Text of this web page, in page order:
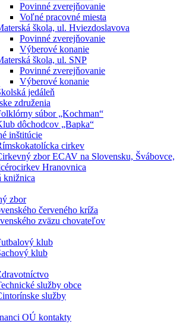
Povinné zverejňovanie
Voľné pracovné miesta
škola, ul. Hviezdoslavova
Povinné zverejňovanie
Výberové konanie
škola, ul. SNP
Povinné zverejňovanie
Výberové konanie
jedáleň
združenia
súbor „Kochman“
dôchodcov „Bapka“
inštitúcie
cirkev
zbor ECAV na Slovensku, Švábovce,
Hranovnica
knižnica
zbor
červeného kríža
zväzu chovateľov
klub
klub
služby obce
služby
OÚ kontakty